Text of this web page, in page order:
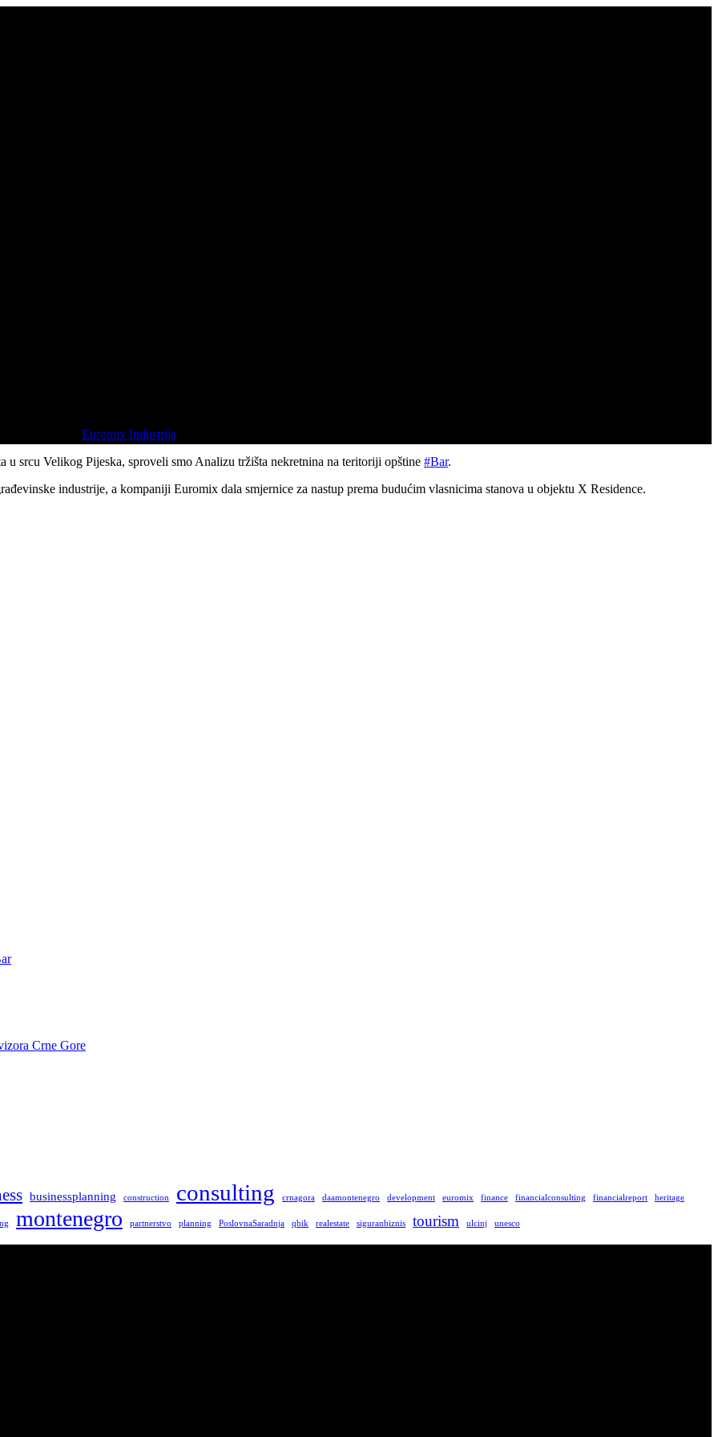
kompanija Euromix Industrija
u srcu Velikog Pijeska, sproveli smo Analizu tržišta nekretnina na teritoriji opštine #Bar.
industrije, a kompaniji Euromix dala smjernice za nastup prema budućim vlasnicima stanova u objektu X Residence.
Crne Gore
businessplanning construction consulting crnagora daamontenegro development euromix finance financialconsulting financialreport heritage
montenegro partnerstvo planning PoslovnaSaradnja qbik realestate siguranbiznis tourism ulcinj unesco